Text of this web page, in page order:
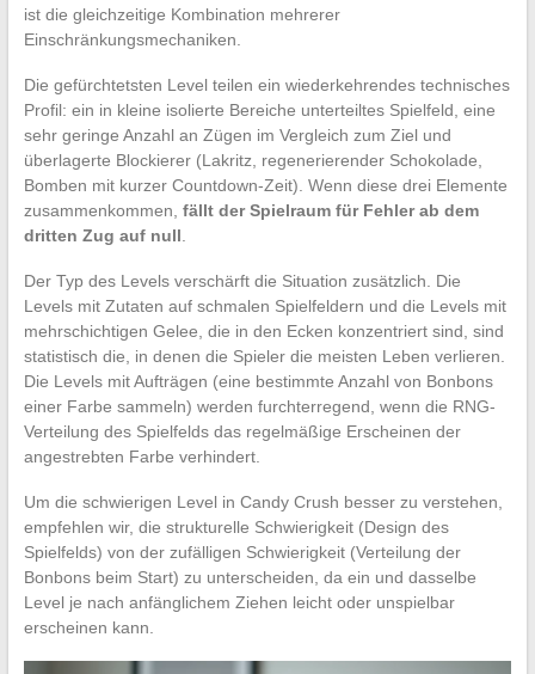
ist die gleichzeitige Kombination mehrerer
Einschränkungsmechaniken.
Die gefürchtetsten Level teilen ein wiederkehrendes technisches
Profil: ein in kleine isolierte Bereiche unterteiltes Spielfeld, eine
sehr geringe Anzahl an Zügen im Vergleich zum Ziel und
überlagerte Blockierer (Lakritz, regenerierender Schokolade,
Bomben mit kurzer Countdown-Zeit). Wenn diese drei Elemente
zusammenkommen, fällt der Spielraum für Fehler ab dem
dritten Zug auf null
Der Typ des Levels verschärft die Situation zusätzlich. Die
Levels mit Zutaten auf schmalen Spielfeldern und die Levels mit
mehrschichtigen Gelee, die in den Ecken konzentriert sind, sind
statistisch die, in denen die Spieler die meisten Leben verlieren.
Die Levels mit Aufträgen (eine bestimmte Anzahl von Bonbons
einer Farbe sammeln) werden furchterregend, wenn die RNG-
Verteilung des Spielfelds das regelmäßige Erscheinen der
angestrebten Farbe verhindert.
Um die schwierigen Level in Candy Crush besser zu verstehen,
empfehlen wir, die strukturelle Schwierigkeit (Design des
Spielfelds) von der zufälligen Schwierigkeit (Verteilung der
Bonbons beim Start) zu unterscheiden, da ein und dasselbe
Level je nach anfänglichem Ziehen leicht oder unspielbar
erscheinen kann.